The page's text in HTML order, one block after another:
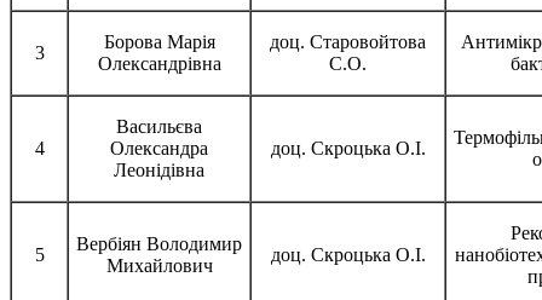
3
Борова Марія
Олександрівна
доц. Старовойтова
С.О.
4
Васильєва
Олександра
Леонідівна
доц. Скроцька О.І.
5
Вербіян Володимир
Михайлович
доц. Скроцька О.І.